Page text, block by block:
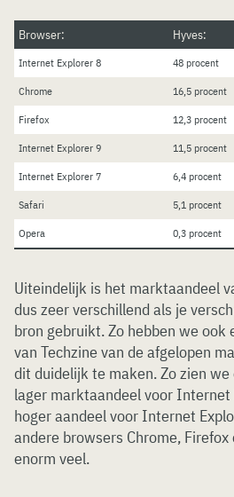
Browser: Hyves:
Internet Explorer 8 48 procent
Chrome 16,5 procent
Firefox 12,3 procent
Internet Explorer 9 11,5 procent
Internet Explorer 7 6,4 procent
Safari 5,1 procent
Opera 0,3 procent
Uiteindelijk is het marktaandeel
dus zeer verschillend als je
bron gebruikt. Zo hebben we ook
van Techzine van de afgelopen
dit duidelijk te maken. Zo zien we
lager marktaandeel voor Internet
hoger aandeel voor Internet
andere browsers Chrome,
enorm veel.